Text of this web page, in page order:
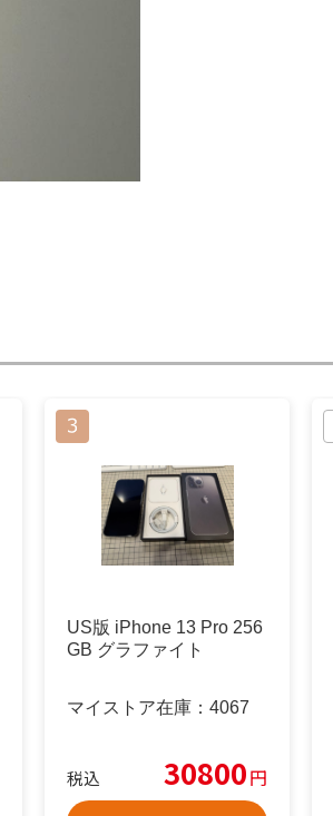
US版 iPhone 13 Pro 256
GB グラファイト
マイストア在庫： 4067
税込 30800円